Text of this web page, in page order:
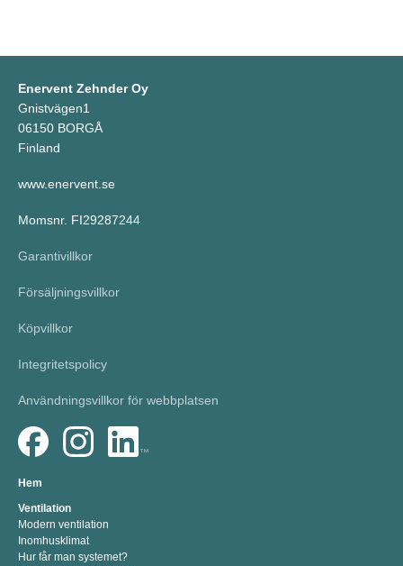
Enervent Zehnder Oy
Gnistvägen1
06150 BORGÅ
Finland
www.enervent.se
Momsnr. FI29287244
Garantivillkor
Försäljningsvillkor
Köpvillkor
Integritetspolicy
Användningsvillkor för webbplatsen
Hem
Ventilation
Modern ventilation
Inomhusklimat
Hur får man systemet?